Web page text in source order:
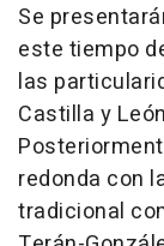
Se
este tiempo
las
Castilla y
redonda con
tradicional